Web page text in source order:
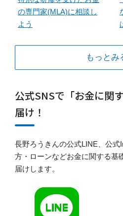
の専門家(MLA)に相談し
よう
もっとみ
公式SNSで「お金に関
届け！
長野ろうきんの公式LINE、公式
方・ローンなどお金に関する基
届けします。